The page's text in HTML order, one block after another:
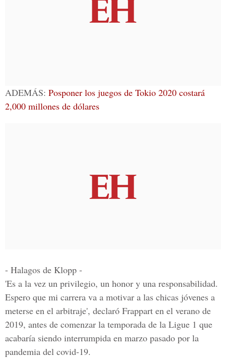
ADEMÁS: Posponer los juegos de Tokio 2020 costará
2,000 millones de dólares
- Halagos de Klopp -
'Es a la vez un privilegio, un honor y una responsabilidad.
Espero que mi carrera va a motivar a las chicas jóvenes a
meterse en el arbitraje', declaró Frappart en el verano de
2019, antes de comenzar la temporada de la Ligue 1 que
acabaría siendo interrumpida en marzo pasado por la
pandemia del covid-19.